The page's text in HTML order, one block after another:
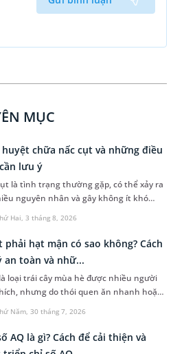
MỤC
Hai, 3 tháng 8, 2026
huyệt chữa nấc cụt và những điều
lưu ý
là tình trạng thường gặp, có thể xảy ra
nguyên nhân và gây không ít khó
Bấm huyệt chữa nấc cụt là một trong
phương pháp được nhiều người tìm
hỗ trợ tình trạng này. Mời bạn cùng
sâu hơn về phương pháp chữa nấc cụt
bài viết dưới đây.
Năm, 30 tháng 7, 2026
phải hạt mận có sao không? Cách
an toàn và nhữ...
loại trái cây mùa hè được nhiều người
nhưng do thói quen ăn nhanh hoặc
không ít người đã vô tình nuốt phải
Cấu tạo hạt mận thường cứng, có hai
nên khi đi vào đường tiêu hóa rất dễ
tâm lý hoang mang, lo lắng cho người
AQ là gì? Cách để cải thiện và